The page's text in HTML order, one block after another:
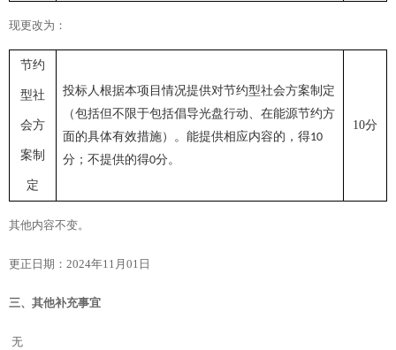
现更改为：
节约
型社
会方
案制
定
投标人根据本项目情况提供对节约型社会方案制定
（包括但不限于包括倡导光盘行动、在能源节约方
面的具体有效措施）。能提供相应内容的，得10
分；不提供的得0分。
10分
其他内容不变。
更正日期： 2024年11 月 01 日
三、其他补充事宜
无